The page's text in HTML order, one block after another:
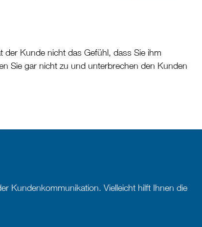
der Kunde nicht das Gefühl, dass Sie ihm
Sie gar nicht zu und unterbrechen den Kunden
Kundenkommunikation. Vielleicht hilft Ihnen die